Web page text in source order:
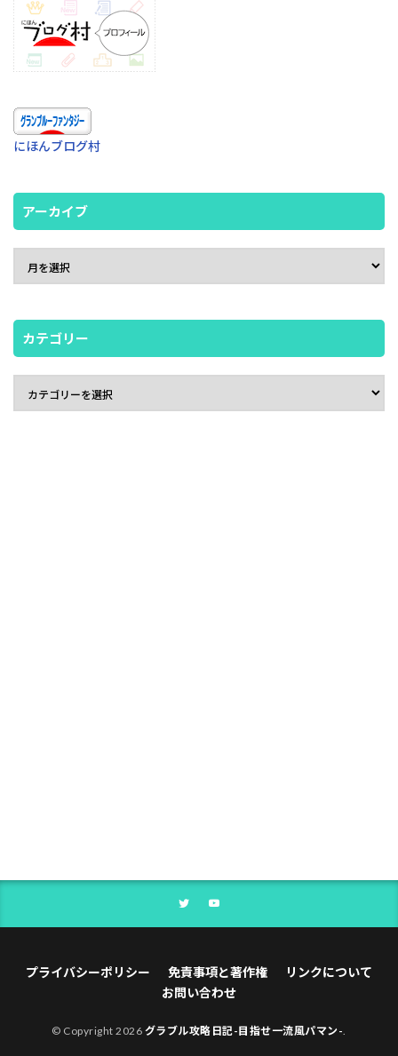
にほんブログ村
アーカイブ
カテゴリー
プライバシーポリシー 免責事項と著作権
リンクについて
お問い合わせ
© Copyright 2026 グラブル攻略日記-目指せ一流風パマン-.